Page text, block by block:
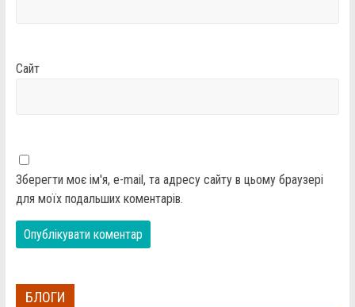
Сайт
Зберегти моє ім'я, e-mail, та адресу сайту в цьому браузері
для моїх подальших коментарів.
БЛОГИ